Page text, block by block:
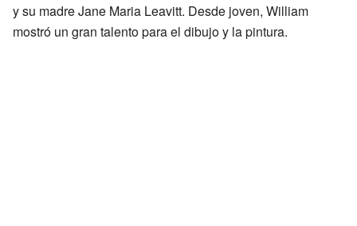
y su madre Jane Maria Leavitt. Desde joven, William
mostró un gran talento para el dibujo y la pintura.